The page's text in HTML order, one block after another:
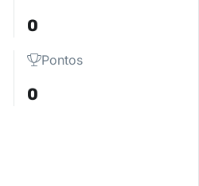
0
Pontos
0